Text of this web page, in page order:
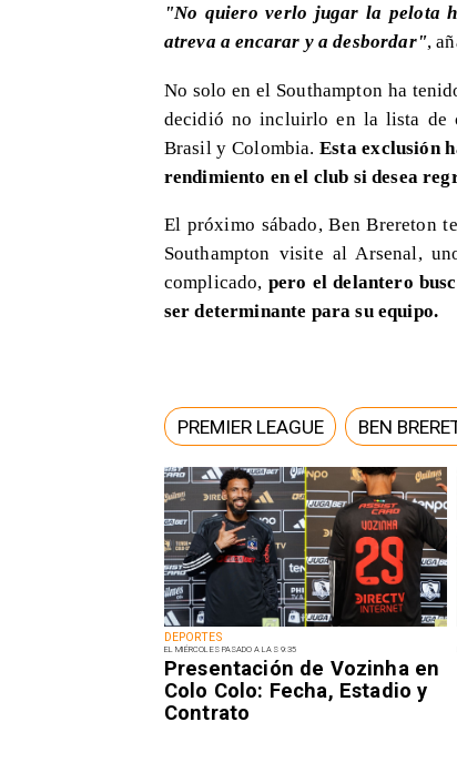
DEPORTES
EL MIÉRCOLES PASADO A LAS 9:35
Presentación de Vozinha en
Colo Colo: Fecha, Estadio y
Contrato
"No quiero verlo jugar la pelota
atreva a encarar y a desbordar",
No solo en el Southampton ha
decidió no incluirlo en la lista de
Brasil y Colombia.Esta exclusión
rendimiento en el club si desea
El próximo sábado, Ben Brereton
Southampton visite al Arsenal,
complicado, pero el delantero
ser determinante para su equipo.
PREMIER LEAGUE BEN